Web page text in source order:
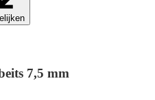
7,5 mm